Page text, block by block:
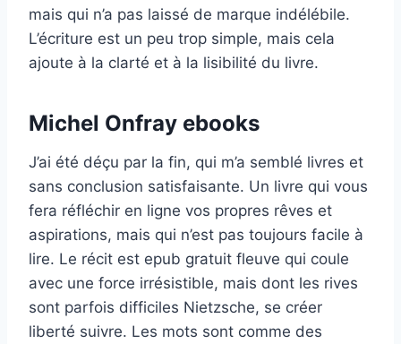
mais qui n’a pas laissé de marque indélébile.
L’écriture est un peu trop simple, mais cela
ajoute à la clarté et à la lisibilité du livre.
Michel Onfray ebooks
J’ai été déçu par la fin, qui m’a semblé livres et
sans conclusion satisfaisante. Un livre qui vous
fera réfléchir en ligne vos propres rêves et
aspirations, mais qui n’est pas toujours facile à
lire. Le récit est epub gratuit fleuve qui coule
avec une force irrésistible, mais dont les rives
sont parfois difficiles Nietzsche, se créer
liberté suivre. Les mots sont comme des